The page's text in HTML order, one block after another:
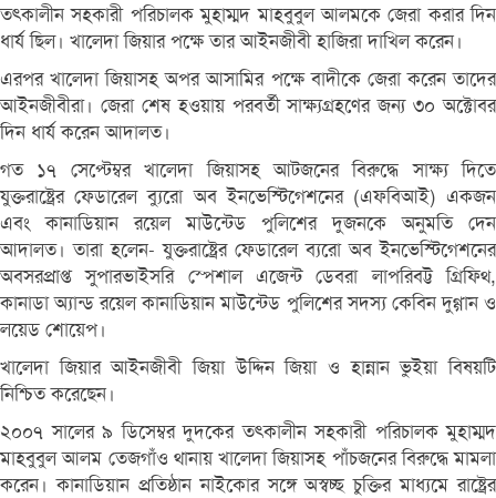
তৎকালীন সহকারী পরিচালক মুহাম্মদ মাহবুবুল আলমকে জেরা করার দিন
ধার্য ছিল। খালেদা জিয়ার পক্ষে তার আইনজীবী হাজিরা দাখিল করেন।
এরপর খালেদা জিয়াসহ অপর আসামির পক্ষে বাদীকে জেরা করেন তাদের
আইনজীবীরা। জেরা শেষ হওয়ায় পরবর্তী সাক্ষ্যগ্রহণের জন্য ৩০ অক্টোবর
দিন ধার্য করেন আদালত।
গত ১৭ সেপ্টেম্বর খালেদা জিয়াসহ আটজনের বিরুদ্ধে সাক্ষ্য দিতে
যুক্তরাষ্ট্রের ফেডারেল ব্যুরো অব ইনভেস্টিগেশনের (এফবিআই) একজন
এবং কানাডিয়ান রয়েল মাউন্টেড পুলিশের দুজনকে অনুমতি দেন
আদালত। তারা হলেন- যুক্তরাষ্ট্রের ফেডারেল ব্যরো অব ইনভেস্টিগেশনের
অবসরপ্রাপ্ত সুপারভাইসরি স্পেশাল এজেন্ট ডেবরা লাপরিবট্ট গ্রিফিথ,
কানাডা অ্যান্ড রয়েল কানাডিয়ান মাউন্টেড পুলিশের সদস্য কেবিন দুগ্গান ও
লয়েড শোয়েপ।
খালেদা জিয়ার আইনজীবী জিয়া উদ্দিন জিয়া ও হান্নান ভুইয়া বিষয়টি
নিশ্চিত করেছেন।
২০০৭ সালের ৯ ডিসেম্বর দুদকের তৎকালীন সহকারী পরিচালক মুহাম্মদ
মাহবুবুল আলম তেজগাঁও থানায় খালেদা জিয়াসহ পাঁচজনের বিরুদ্ধে মামলা
করেন। কানাডিয়ান প্রতিষ্ঠান নাইকোর সঙ্গে অস্বচ্ছ চুক্তির মাধ্যমে রাষ্ট্রের